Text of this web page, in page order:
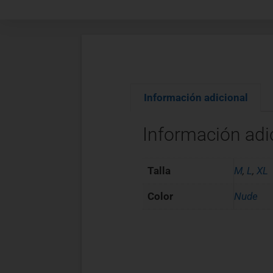
Información adicional
Información
Talla M, L, XL
Color Nude